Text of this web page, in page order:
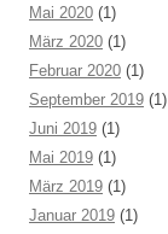
Mai 2020 (1)
März 2020 (1)
Februar 2020 (1)
September 2019 (1)
Juni 2019 (1)
Mai 2019 (1)
März 2019 (1)
Januar 2019 (1)